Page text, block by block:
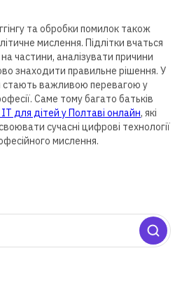
та обробки помилок також
мислення. Підлітки вчаться
частини, аналізувати причини
знаходити правильне рішення. У
стають важливою перевагою у
Саме тому багато батьків
для дітей у Полтаві онлайн, які
сучасні цифрові технології
мислення.
13 років
GOITEENS